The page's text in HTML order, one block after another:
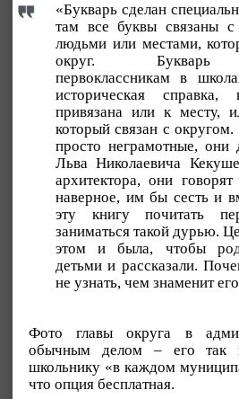
«Букварь сделан
там все буквы связаны
людьми или местами,
округ. Букварь
первоклассникам в
историческая справка,
привязана или к месту,
который связан с
просто неграмотные,
Льва Николаевича
архитектора, они
наверное, им бы сесть и
эту книгу почитать
заниматься такой дурью.
этом и была, чтобы
детьми и рассказали.
не узнать, чем знаменит
Фото главы округа в
обычным делом – его так
школьнику «в каждом
что опция бесплатная.